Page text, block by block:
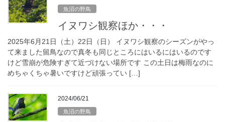
魚沼の野鳥
イヌワシ観察ほか・・・
2025年6月21日（土）22日（日） イヌワシ観察のシーズンがやっ
て来ました留鳥なので真冬も同じところにはいるにはいるのです
けど雪崩が危険すぎて近づけない場所です この土日は梅雨なのに
めちゃくちゃ暑いですけど頑張ってい […]
2024/06/21
魚沼の野鳥